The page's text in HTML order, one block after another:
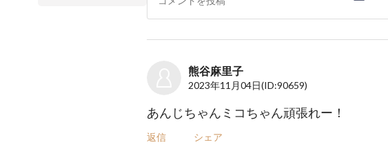
熊谷麻里子
2023年11月04日(ID:90659)
あんじちゃんミコちゃん頑張れー！
返信 シェア